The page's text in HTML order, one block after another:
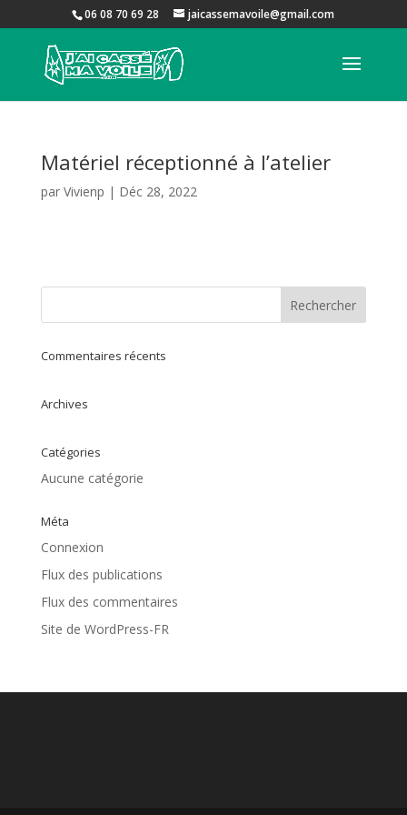
06 08 70 69 28 jaicassemavoile@gmail.com
Matériel réceptionné à l’atelier
par Vivienp | Déc 28, 2022
Commentaires récents
Archives
Catégories
Aucune catégorie
Méta
Connexion
Flux des publications
Flux des commentaires
Site de WordPress-FR